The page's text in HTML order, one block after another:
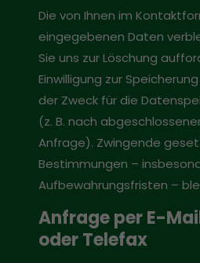
Die von Ihnen im
eingegebenen Daten
Sie uns zur Löschung
Einwilligung zur
der Zweck für die
(z. B. nach
Anfrage). Zwingende
Bestimmungen –
Aufbewahrungsfristen –
Anfrage per E-
oder Telefax